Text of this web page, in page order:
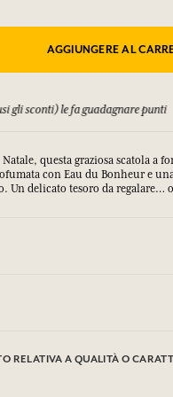
AGGIUNGERE AL
gli sconti) le fa guadagnare punti
Natale, questa graziosa scatola a
con Eau du Bonheur e
Un delicato tesoro da regalare…
(Fragrance), Glyceryl Stearate
Starch, Microcrystalline
RELATIVA A QUALITÀ O